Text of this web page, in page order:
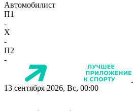
Автомобилист
П1
-
X
-
П2
-
13 сентября 2026, Вс, 00:00